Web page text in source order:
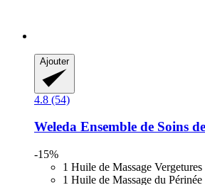
Ajouter
4.8 (54)
Weleda Ensemble de Soins
-15%
1 Huile de Massage Vergetures
1 Huile de Massage du Périnée